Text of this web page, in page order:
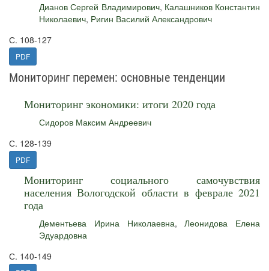
Дианов Сергей Владимирович, Калашников Константин
Николаевич, Ригин Василий Александрович
С. 108-127
PDF
Мониторинг перемен: основные тенденции
Мониторинг экономики: итоги 2020 года
Сидоров Максим Андреевич
С. 128-139
PDF
Мониторинг социального самочувствия
населения Вологодской области в феврале 2021
года
Дементьева Ирина Николаевна,Леонидова Елена
Эдуардовна
С. 140-149